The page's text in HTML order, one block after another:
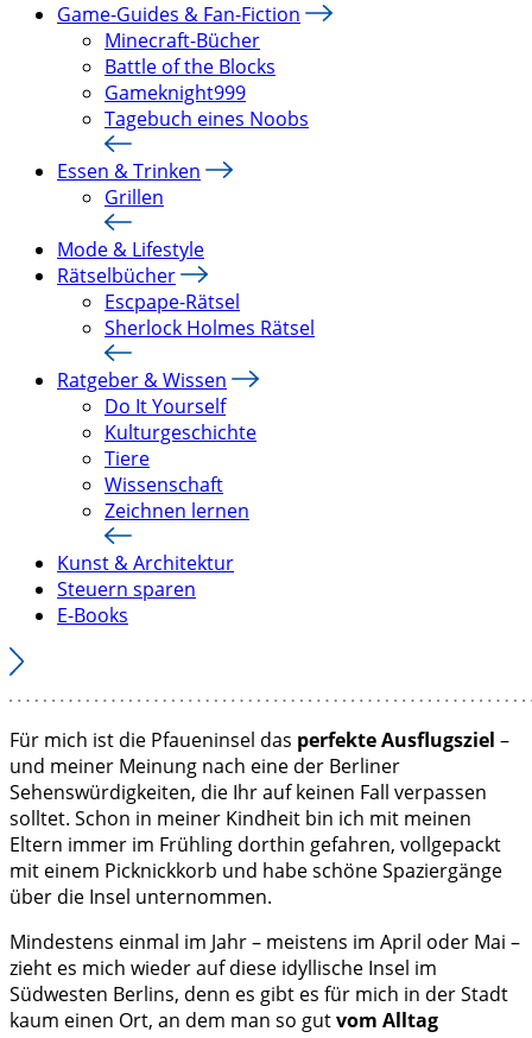
Game-Guides & Fan-Fiction
Minecraft-Bücher
Battle of the Blocks
Gameknight999
Tagebuch eines Noobs
Essen & Trinken
Grillen
Mode & Lifestyle
Rätselbücher
Escpape-Rätsel
Sherlock Holmes Rätsel
Ratgeber & Wissen
Do It Yourself
Kulturgeschichte
Tiere
Wissenschaft
Zeichnen lernen
Kunst & Architektur
Steuern sparen
E-Books
Für mich ist die Pfaueninsel das perfekte Ausflugsziel –
und meiner Meinung nach eine der Berliner
Sehenswürdigkeiten, die Ihr auf keinen Fall verpassen
solltet. Schon in meiner Kindheit bin ich mit meinen
Eltern immer im Frühling dorthin gefahren, vollgepackt
mit einem Picknickkorb und habe schöne Spaziergänge
über die Insel unternommen.
Mindestens einmal im Jahr – meistens im April oder Mai –
zieht es mich wieder auf diese idyllische Insel im
Südwesten Berlins, denn es gibt es für mich in der Stadt
kaum einen Ort, an dem man so gutvom Alltag